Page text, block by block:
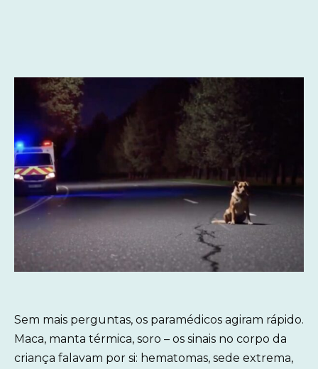
Sem mais perguntas, os paramédicos agiram rápido.
Maca, manta térmica, soro – os sinais no corpo da
criança falavam por si: hematomas, sede extrema,